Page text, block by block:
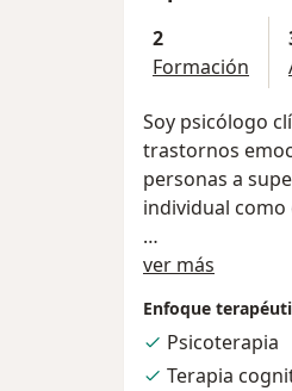
2
Formación
Soy psicólogo
trastornos
personas a
individual como
Me enfoco en
comprendido/
Además de mi
formas de
ver más
Enfoque
Psicoterapia
Terapia